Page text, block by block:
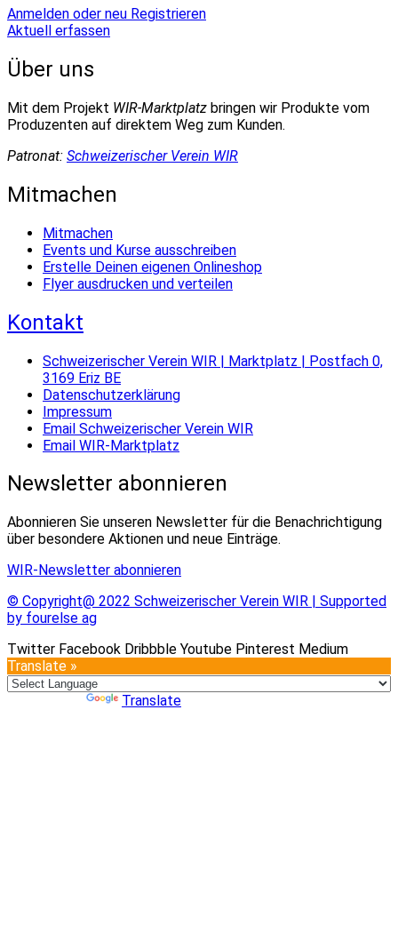
Anmelden oder neu Registrieren
Aktuell erfassen
Über uns
Mit dem Projekt WIR-Marktplatz bringen wir Produkte vom
Produzenten auf direktem Weg zum Kunden.
Patronat: Schweizerischer Verein WIR
Mitmachen
Mitmachen
Events und Kurse ausschreiben
Erstelle Deinen eigenen Onlineshop
Flyer ausdrucken und verteilen
Kontakt
Schweizerischer Verein WIR | Marktplatz | Postfach 0,
3169 Eriz BE
Datenschutzerklärung
Impressum
Email Schweizerischer Verein WIR
Email WIR-Marktplatz
Newsletter abonnieren
Abonnieren Sie unseren Newsletter für die Benachrichtigung
über besondere Aktionen und neue Einträge.
WIR-Newsletter abonnieren
© Copyright@ 2022 Schweizerischer Verein WIR | Supported
by fourelse ag
Twitter Facebook Dribbble Youtube Pinterest Medium
Translate »
Translate